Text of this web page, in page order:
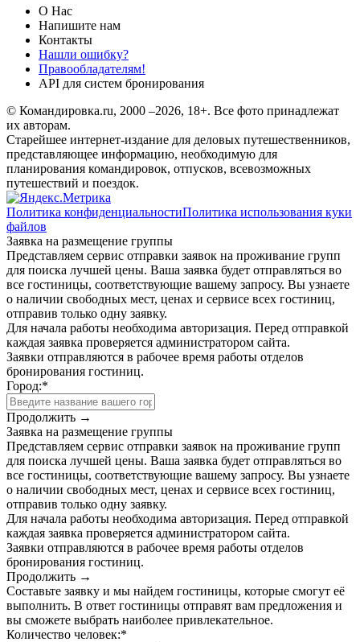
О Нас
Напишите нам
Контакты
Нашли ошибку?
Правообладателям!
API для систем бронирования
© Командировка.ru, 2000 –2026, 18+. Все фото принадлежат
их авторам.
Старейшее интернет-издание для деловых путешественников,
представляющее информацию, необходимую для
планирования командировок, отпусков, всевозможных
путешествий и поездок.
Политика конфиденциальностиПолитика использования куки
файлов
Заявка на размещение группы
Представляем сервис отправки заявок на проживание групп
для поиска лучшей цены. Ваша заявка будет отправляться во
все гостиницы, соответствующие вашему запросу. Вы узнаете
о наличии свободных мест, ценах и сервисе всех гостиниц,
отправив только одну заявку.
Для начала работы необходима авторизация. Перед отправкой
каждая заявка проверяется администратором сайта.
Заявки отправляются в рабочее время работы отделов
бронирования гостиниц.
Город:*
Продолжить →
Заявка на размещение группы
Представляем сервис отправки заявок на проживание групп
для поиска лучшей цены. Ваша заявка будет отправляться во
все гостиницы, соответствующие вашему запросу. Вы узнаете
о наличии свободных мест, ценах и сервисе всех гостиниц,
отправив только одну заявку.
Для начала работы необходима авторизация. Перед отправкой
каждая заявка проверяется администратором сайта.
Заявки отправляются в рабочее время работы отделов
бронирования гостиниц.
Продолжить →
Составьте заявку и мы найдем гостиницы, которые смогут её
выполнить. В ответ гостиницы отправят вам предложения и
вы сможете выбрать наиболее привлекательное.
Количество человек:*